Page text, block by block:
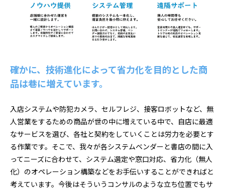
確かに、技術進化によって省力化を目的とした商
品は巷に増えています。
入店システムや防犯カメラ、セルフレジ、接客ロボットなど、無
人営業をするための商品が世の中に増えている中で、自店に最適
なサービスを選び、各社と契約をしていくことは労力を必要とす
る作業です。そこで、我々が各システムベンダーと書店の間に入
ってニーズに合わせて、システム選定や窓口対応、省力化（無人
化）のオペレーション構築などをお手伝いすることができればと
考えています。今後はそういうコンサルのような立ち位置でもサ